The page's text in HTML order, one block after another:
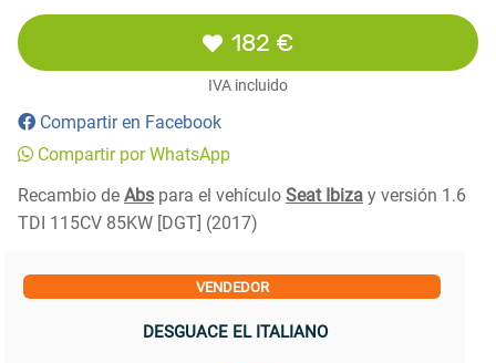
182 €
IVA incluido
Compartir en Facebook
Compartir por WhatsApp
Recambio de Abs para el vehículo Seat Ibiza y versión 1.6
TDI 115CV 85KW [DGT] (2017)
VENDEDOR
DESGUACE EL ITALIANO